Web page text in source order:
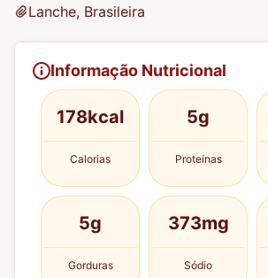
Lanche, Brasileira
Informação Nutricional
178kcal
Calorias
5g
Proteínas
5g
Gorduras
373mg
Sódio